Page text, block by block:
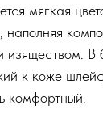
мягкая
наполняя
изяществом. В
к коже
комфортный.